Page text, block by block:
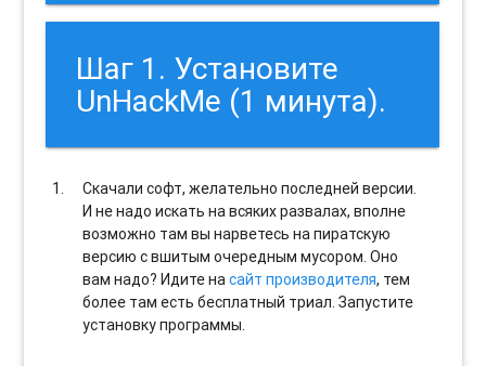
Шаг 1. Установите
UnHackMe (1 минута).
Скачали софт, желательно последней версии.
И не надо искать на всяких развалах, вполне
возможно там вы нарветесь на пиратскую
версию с вшитым очередным мусором. Оно
вам надо? Идите насайт производителя, тем
более там есть бесплатный триал. Запустите
установку программы.